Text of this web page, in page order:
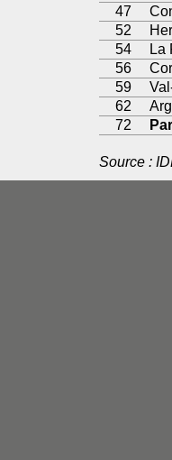
47
52
54
La
56
59
62
72
Source :